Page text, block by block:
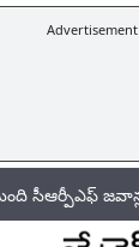
Advertisement
జ‌వాన్ల